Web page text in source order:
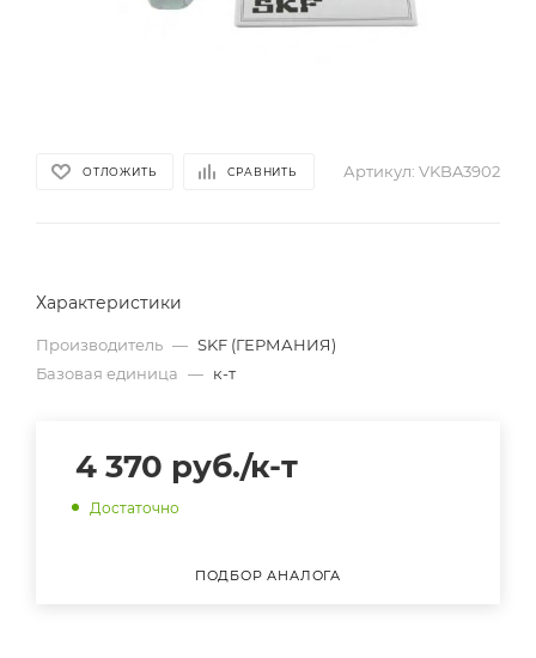
ОТЛОЖИТЬ СРАВНИТЬ Артикул: VKBA3902
Характеристики
Производитель — SKF (ГЕРМАНИЯ)
Базовая единица — к-т
4 370 руб./к-т
Достаточно
ПОДБОР АНАЛОГА